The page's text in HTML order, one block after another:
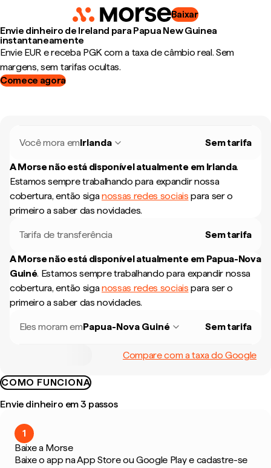
Baixar
Envie dinheiro de Ireland para Papua New Guinea
instantaneamente
Envie EUR e receba PGK com a taxa de câmbio real. Sem
margens, sem tarifas ocultas.
Comece agora
Você mora emIrlanda Sem tarifa
A Morse não está disponível atualmente em Irlanda.
Estamos sempre trabalhando para expandir nossa
cobertura, então siganossas redes sociais para ser o
primeiro a saber das novidades.
Tarifa de transferência Sem tarifa
A Morse não está disponível atualmente em Papua-Nova
Guiné. Estamos sempre trabalhando para expandir nossa
cobertura, então siganossas redes sociais para ser o
primeiro a saber das novidades.
Eles moram emPapua-Nova Guiné Sem tarifa
Compare com a taxa do Google
COMO FUNCIONA
Envie dinheiro em 3 passos
1
Baixe a Morse
Baixe o app na App Store ou Google Play e cadastre-se